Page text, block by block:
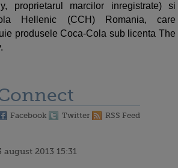
proprietarul marcilor inregistrate) si
Hellenic (CCH) Romania, care
produsele Coca-Cola sub licenta The
Facebook Twitter RSS Feed
august 2013 15:31